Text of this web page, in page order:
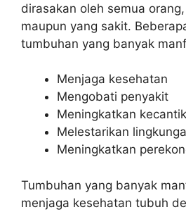
dirasakan oleh semua
maupun yang sakit.
tumbuhan yang banyak
Menjaga kesehatan
Mengobati penyakit
Meningkatkan
Melestarikan
Meningkatkan
Tumbuhan yang banyak
menjaga kesehatan tubuh